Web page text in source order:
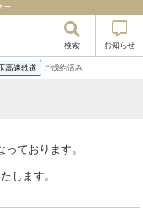
ー
検索 お知らせ
高速鉄道 ご成約済み
ております。
します。